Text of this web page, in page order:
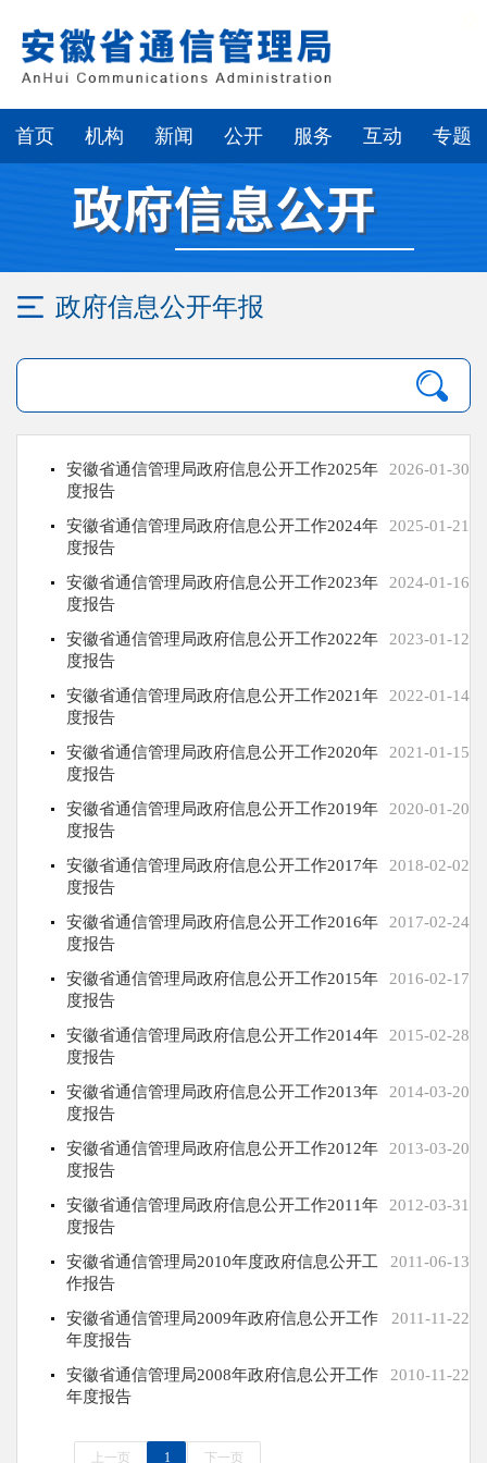
首页 机构 新闻 公开 服务 互动 专题
政府信息公开年报
2026-01-30
安徽省通信管理局政府信息公开工作2025年
度报告
2025-01-21
安徽省通信管理局政府信息公开工作2024年
度报告
2024-01-16
安徽省通信管理局政府信息公开工作2023年
度报告
2023-01-12
安徽省通信管理局政府信息公开工作2022年
度报告
2022-01-14
安徽省通信管理局政府信息公开工作2021年
度报告
2021-01-15
安徽省通信管理局政府信息公开工作2020年
度报告
2020-01-20
安徽省通信管理局政府信息公开工作2019年
度报告
2018-02-02
安徽省通信管理局政府信息公开工作2017年
度报告
2017-02-24
安徽省通信管理局政府信息公开工作2016年
度报告
2016-02-17
安徽省通信管理局政府信息公开工作2015年
度报告
2015-02-28
安徽省通信管理局政府信息公开工作2014年
度报告
2014-03-20
安徽省通信管理局政府信息公开工作2013年
度报告
2013-03-20
安徽省通信管理局政府信息公开工作2012年
度报告
2012-03-31
安徽省通信管理局政府信息公开工作2011年
度报告
2011-06-13
安徽省通信管理局2010年度政府信息公开工
作报告
2011-11-22
安徽省通信管理局2009年政府信息公开工作
年度报告
2010-11-22
安徽省通信管理局2008年政府信息公开工作
年度报告
上一页 1 下一页